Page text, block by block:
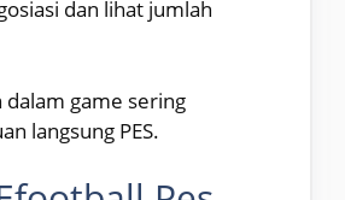
dan lihat jumlah
game sering
langsung PES.